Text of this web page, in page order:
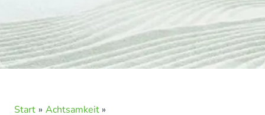
Start
Achtsamkeit